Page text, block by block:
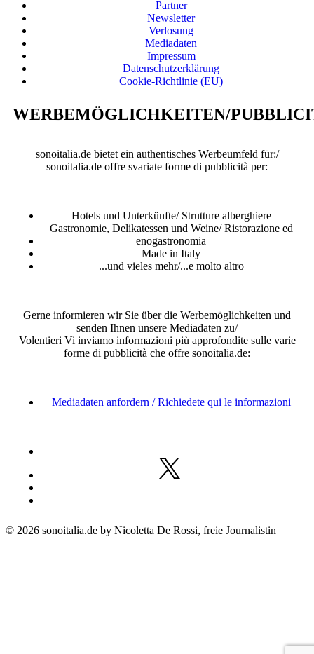
Partner
Newsletter
Verlosung
Mediadaten
Impressum
Datenschutzerklärung
Cookie-Richtlinie (EU)
WERBEMÖGLICHKEITEN/
sonoitalia.de bietet ein authentisches Werbeumfeld für:/
sonoitalia.de offre svariate forme di pubblicità per:
Hotels und Unterkünfte/ Strutture alberghiere
Gastronomie, Delikatessen und Weine/ Ristorazione ed
enogastronomia
Made in Italy
...und vieles mehr/...e molto altro
Gerne informieren wir Sie über die Werbemöglichkeiten und
senden Ihnen unsere Mediadaten zu/
Volentieri Vi inviamo informazioni più approfondite sulle varie
forme di pubblicità che offre sonoitalia.de:
Mediadaten anfordern / Richiedete qui le informazioni
© 2026 sonoitalia.de by Nicoletta De Rossi, freie Journalistin